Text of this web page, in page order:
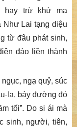
hay trừ khử ma
Như Lai tạng diệu
từ đâu phát sinh,
đảo liền thành
ngạ quỷ, súc
la, bảy đường đó
tối”. Do si ái mà
sinh, người, tiên,